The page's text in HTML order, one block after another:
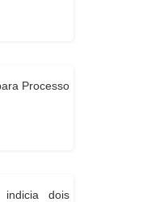
Processo
dois